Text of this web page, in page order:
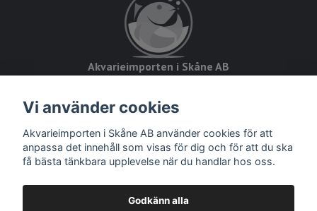
Akvarieimporten i Skåne AB
28234 Tyringe
Org.nr: 559093-8832
Vi använder cookies
Akvarieimporten i Skåne AB använder cookies för att
anpassa det innehåll som visas för dig och för att du ska
få bästa tänkbara upplevelse när du handlar hos oss.
Godkänn alla